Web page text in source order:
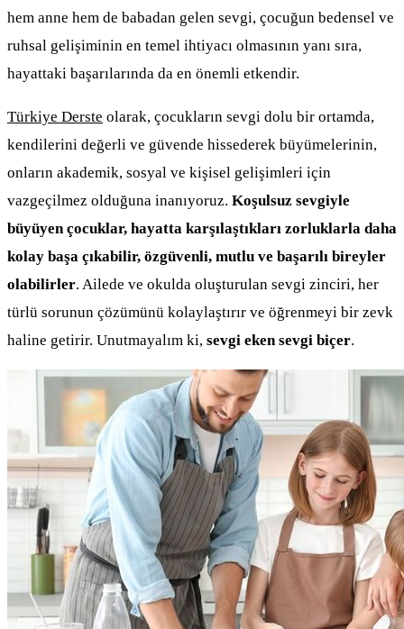
hem anne hem de babadan gelen sevgi, çocuğun bedensel ve
ruhsal gelişiminin en temel ihtiyacı olmasının yanı sıra,
hayattaki başarılarında da en önemli etkendir.
Türkiye Derste olarak, çocukların sevgi dolu bir ortamda,
kendilerini değerli ve güvende hissederek büyümelerinin,
onların akademik, sosyal ve kişisel gelişimleri için
vazgeçilmez olduğuna inanıyoruz. Koşulsuz sevgiyle
büyüyen çocuklar, hayatta karşılaştıkları zorluklarla daha
kolay başa çıkabilir, özgüvenli, mutlu ve başarılı bireyler
olabilirler. Ailede ve okulda oluşturulan sevgi zinciri, her
türlü sorunun çözümünü kolaylaştırır ve öğrenmeyi bir zevk
haline getirir. Unutmayalım ki, sevgi eken sevgi biçer.